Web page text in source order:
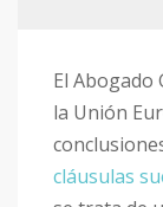
El Abogado
la Unión
cláusulas